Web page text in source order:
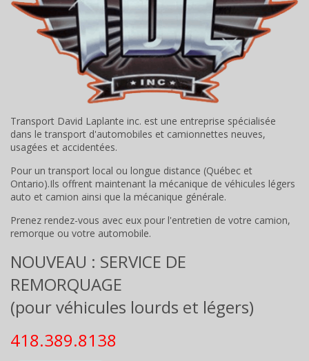
Transport David Laplante inc. est une entreprise spécialisée
dans le transport d'automobiles et camionnettes neuves,
usagées et accidentées.
Pour un transport local ou longue distance (Québec et
Ontario).Ils offrent maintenant la mécanique de véhicules légers
auto et camion ainsi que la mécanique générale.
Prenez rendez-vous avec eux pour l'entretien de votre camion,
remorque ou votre automobile.
NOUVEAU : SERVICE DE
REMORQUAGE
(pour véhicules lourds et légers)
418.389.8138